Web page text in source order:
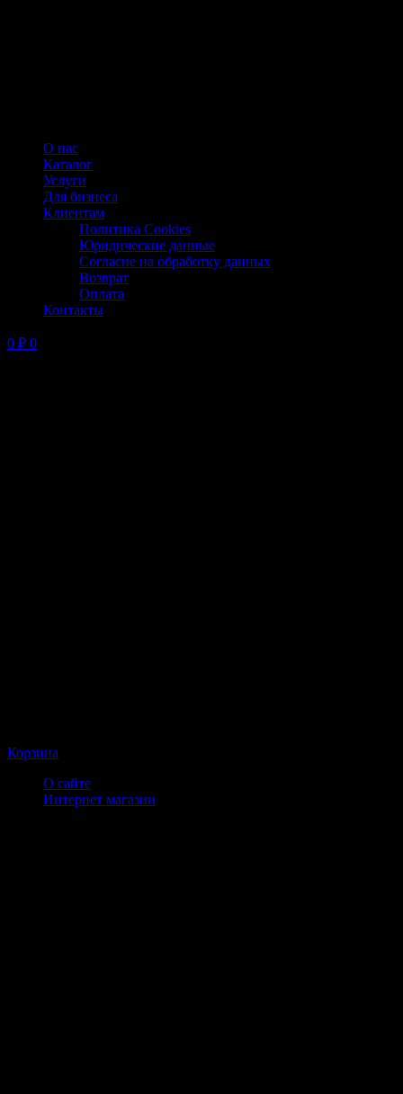
О нас
Каталог
Услуги
Для бизнеса
Клиентам
Политика Cookies
Юридические данные
Согласие на обработку данных
Возврат
Оплата
Контакты
0 ₽ 0
Корзина
О сайте
Интернет магазин